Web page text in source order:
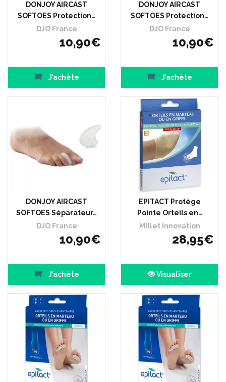
DONJOY AIRCAST
SOFTOES Protection…
DJO France
10,90€
J’achète
DONJOY AIRCAST
SOFTOES Protection…
DJO France
10,90€
J’achète
DONJOY AIRCAST
SOFTOES Séparateur…
DJO France
10,90€
J’achète
EPITACT Protège
Pointe Orteils en…
Millet Innovation
28,95€
Visualiser